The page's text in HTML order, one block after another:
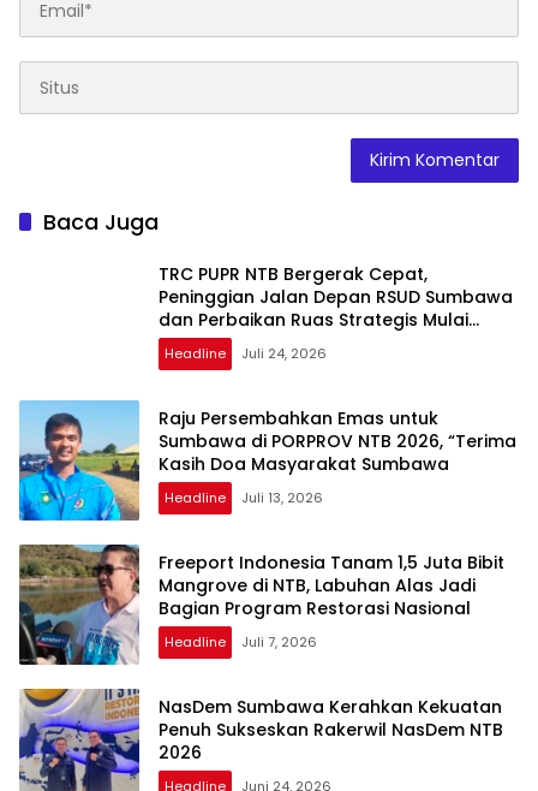
Baca Juga
TRC PUPR NTB Bergerak Cepat,
Peninggian Jalan Depan RSUD Sumbawa
dan Perbaikan Ruas Strategis Mulai
Dikerjakan
Headline Juli 24, 2026
Raju Persembahkan Emas untuk
Sumbawa di PORPROV NTB 2026, “Terima
Kasih Doa Masyarakat Sumbawa
Headline Juli 13, 2026
Freeport Indonesia Tanam 1,5 Juta Bibit
Mangrove di NTB, Labuhan Alas Jadi
Bagian Program Restorasi Nasional
Headline Juli 7, 2026
NasDem Sumbawa Kerahkan Kekuatan
Penuh Sukseskan Rakerwil NasDem NTB
2026
Headline Juni 24, 2026